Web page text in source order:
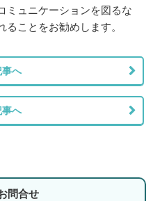
ミュニケーションを図るな
ことをお勧めします。
事へ
事へ
問合せ